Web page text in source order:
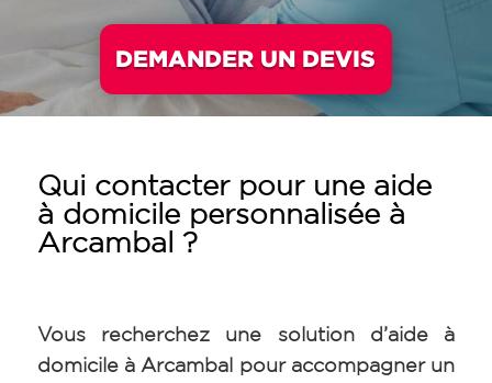
DEMANDER UN DEVIS
Qui contacter pour une aide
à domicile personnalisée à
Arcambal ?
Vous recherchez une solution d’aide à
domicile à Arcambal pour accompagner un